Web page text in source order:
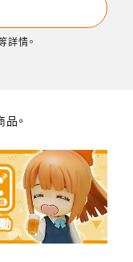
詳情。
。